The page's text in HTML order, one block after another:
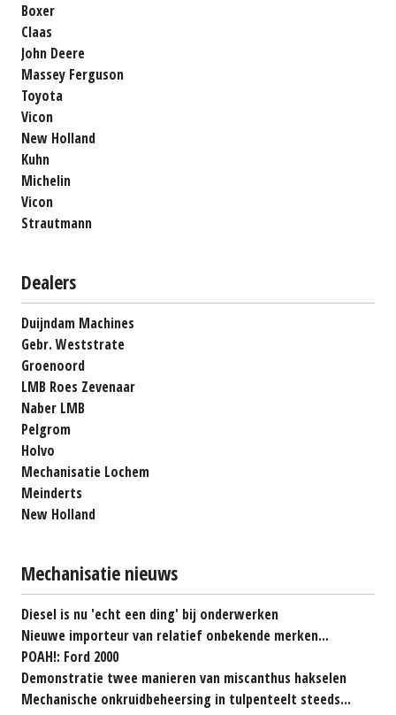
Boxer
Claas
John Deere
Massey Ferguson
Toyota
Vicon
New Holland
Kuhn
Michelin
Vicon
Strautmann
Dealers
Duijndam Machines
Gebr. Weststrate
Groenoord
LMB Roes Zevenaar
Naber LMB
Pelgrom
Holvo
Mechanisatie Lochem
Meinderts
New Holland
Mechanisatie nieuws
Diesel is nu 'echt een ding' bij onderwerken
Nieuwe importeur van relatief onbekende merken...
POAH!: Ford 2000
Demonstratie twee manieren van miscanthus hakselen
Mechanische onkruidbeheersing in tulpenteelt steeds...